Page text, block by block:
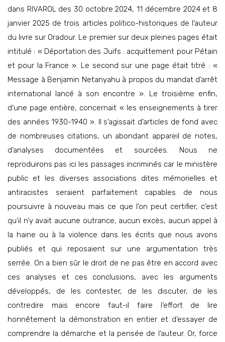
dans RIVAROL des 30 octobre 2024, 11 décembre 2024 et 8
janvier 2025 de trois articles politico-historiques de l’auteur
du livre sur Oradour. Le premier sur deux pleines pages était
intitulé : « Déportation des Juifs : acquittement pour Pétain
et pour la France ». Le second sur une page était titré : «
Message à Benjamin Netanyahu à propos du mandat d’arrêt
international lancé à son encontre ». Le troisième enfin,
d’une page entière, concernait « les enseignements à tirer
des années 1930-1940 ». Il s’agissait d’articles de fond avec
de nombreuses citations, un abondant appareil de notes,
d’analyses documentées et sourcées. Nous ne
reproduirons pas ici les passages incriminés car le ministère
public et les diverses associations dites mémorielles et
antiracistes seraient parfaitement capables de nous
poursuivre à nouveau mais ce que l’on peut certifier, c’est
qu’il n’y avait aucune outrance, aucun excès, aucun appel à
la haine ou à la violence dans les écrits que nous avons
publiés et qui reposaient sur une argumentation très
serrée. On a bien sûr le droit de ne pas être en accord avec
ces analyses et ces conclusions, avec les arguments
développés, de les contester, de les discuter, de les
contredire mais encore faut-il faire l’effort de lire
honnêtement la démonstration en entier et d’essayer de
comprendre la démarche et la pensée de l’auteur. Or, force